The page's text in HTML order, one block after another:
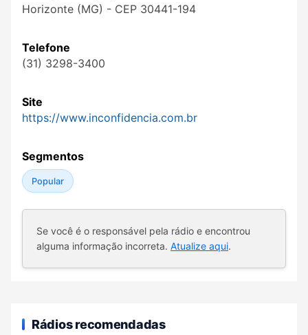
Horizonte (MG) - CEP 30441-194
Telefone
(31) 3298-3400
Site
https://www.inconfidencia.com.br
Segmentos
Popular
Se você é o responsável pela rádio e encontrou
alguma informação incorreta. Atualize aqui.
Rádios recomendadas